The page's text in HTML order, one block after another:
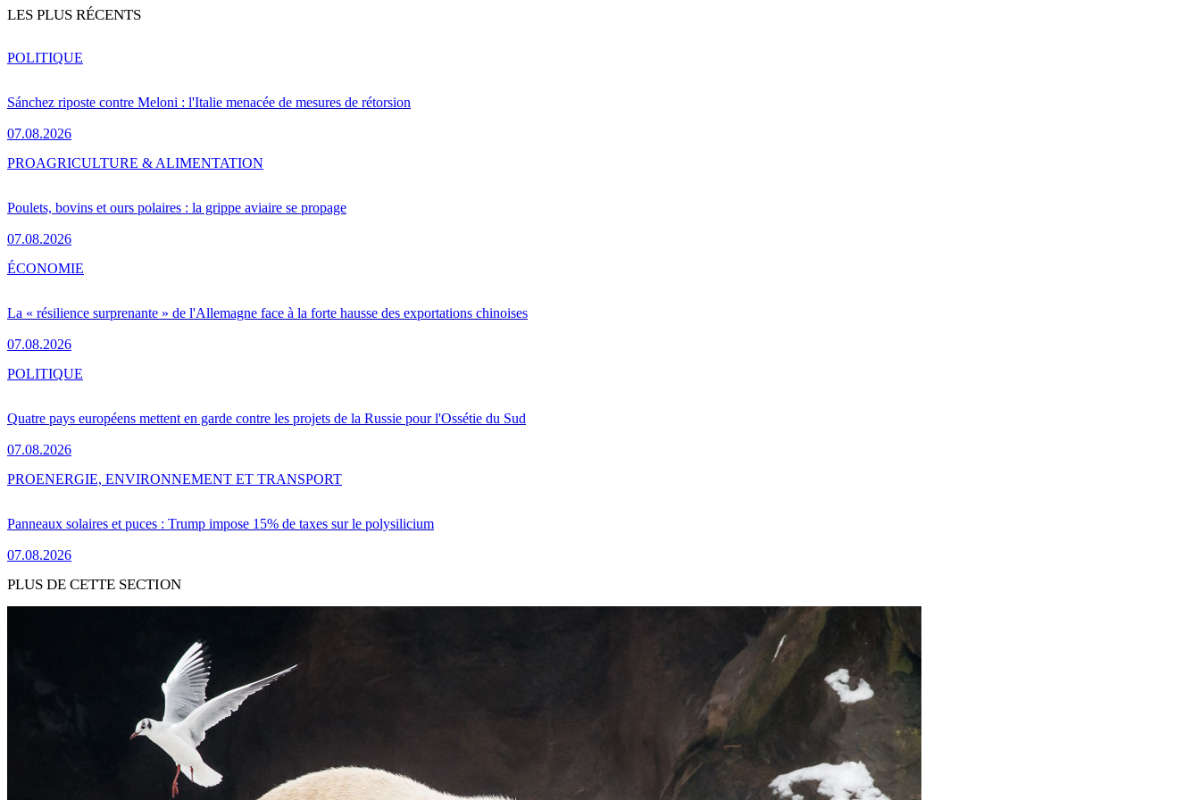
LES PLUS RÉCENTS
Sánchez riposte contre Meloni : l'Italie menacée de mesures de rétorsion
07.08.2026
POLITIQUE
Poulets, bovins et ours polaires : la grippe aviaire se propage
07.08.2026
PROAGRICULTURE & ALIMENTATION
La « résilience surprenante » de l'Allemagne face à la forte hausse des exportations chinoises
07.08.2026
ÉCONOMIE
Quatre pays européens mettent en garde contre les projets de la Russie pour l'Ossétie du Sud
07.08.2026
POLITIQUE
Panneaux solaires et puces : Trump impose 15% de taxes sur le polysilicium
07.08.2026
PROENERGIE, ENVIRONNEMENT ET TRANSPORT
PLUS DE CETTE SECTION